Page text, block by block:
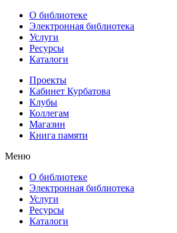
О библиотеке
Электронная библиотека
Услуги
Ресурсы
Каталоги
Проекты
Кабинет Курбатова
Клубы
Коллегам
Магазин
Книга памяти
Меню
О библиотеке
Электронная библиотека
Услуги
Ресурсы
Каталоги